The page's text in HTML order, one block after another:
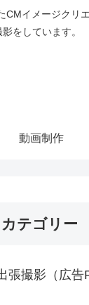
イメージクリ
をしています。
動画制作
カテゴリー
張撮影（広告